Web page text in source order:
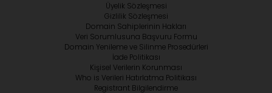
Üyelik Sözleşmesi
Gizlilik Sözleşmesi
Domain Sahiplerinin Hakları
Veri Sorumlusuna Başvuru Formu
Domain Yenileme ve Silinme Prosedürleri
İade Politikası
Kişisel Verilerin Korunması
Who is Verileri Hatırlatma Politikası
Registrant Bilgilendirme